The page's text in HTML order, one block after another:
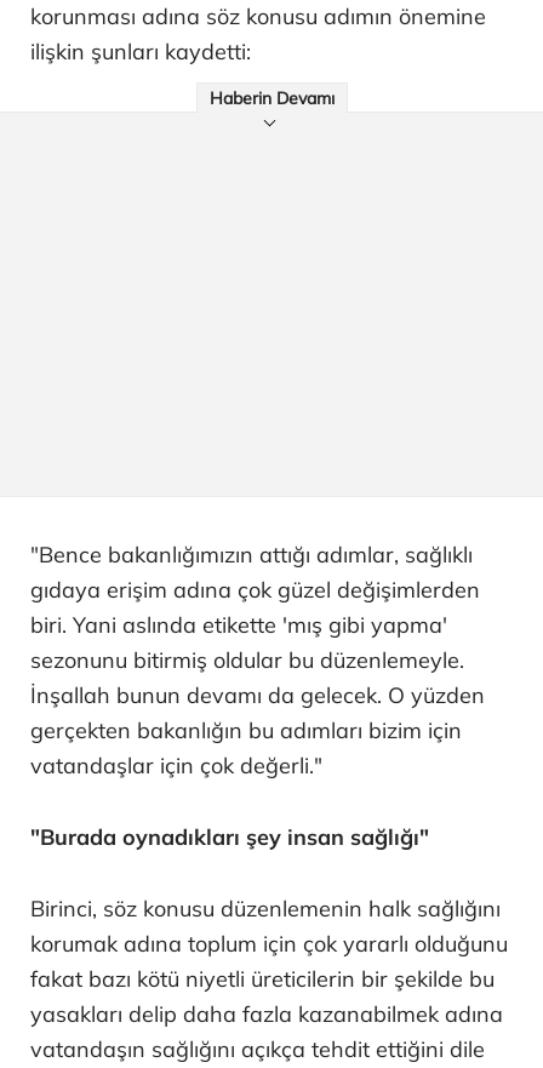
korunması adına söz konusu adımın önemine
ilişkin şunları kaydetti:
Haberin Devamı
"Bence bakanlığımızın attığı adımlar, sağlıklı
gıdaya erişim adına çok güzel değişimlerden
biri. Yani aslında etikette 'mış gibi yapma'
sezonunu bitirmiş oldular bu düzenlemeyle.
İnşallah bunun devamı da gelecek. O yüzden
gerçekten bakanlığın bu adımları bizim için
vatandaşlar için çok değerli."
"Burada oynadıkları şey insan sağlığı"
Birinci, söz konusu düzenlemenin halk sağlığını
korumak adına toplum için çok yararlı olduğunu
fakat bazı kötü niyetli üreticilerin bir şekilde bu
yasakları delip daha fazla kazanabilmek adına
vatandaşın sağlığını açıkça tehdit ettiğini dile